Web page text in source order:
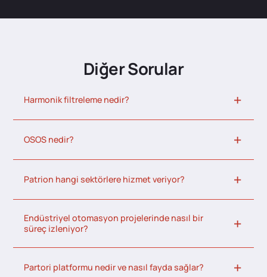
Diğer Sorular
Harmonik filtreleme nedir?
OSOS nedir?
Patrion hangi sektörlere hizmet veriyor?
Endüstriyel otomasyon projelerinde nasıl bir
süreç izleniyor?
Partori platformu nedir ve nasıl fayda sağlar?